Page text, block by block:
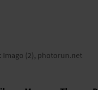
Imago (2), photorun.net